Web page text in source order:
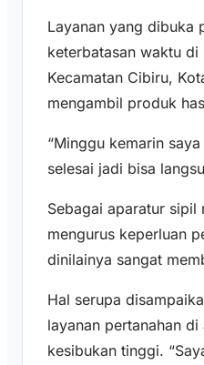
Layanan yang dibuka
keterbatasan waktu
Kecamatan Cibiru,
mengambil produk
“Minggu kemarin
selesai jadi bisa
Sebagai aparatur sipil
mengurus keperluan
dinilainya sangat
Hal serupa
layanan pertanahan
kesibukan tinggi.